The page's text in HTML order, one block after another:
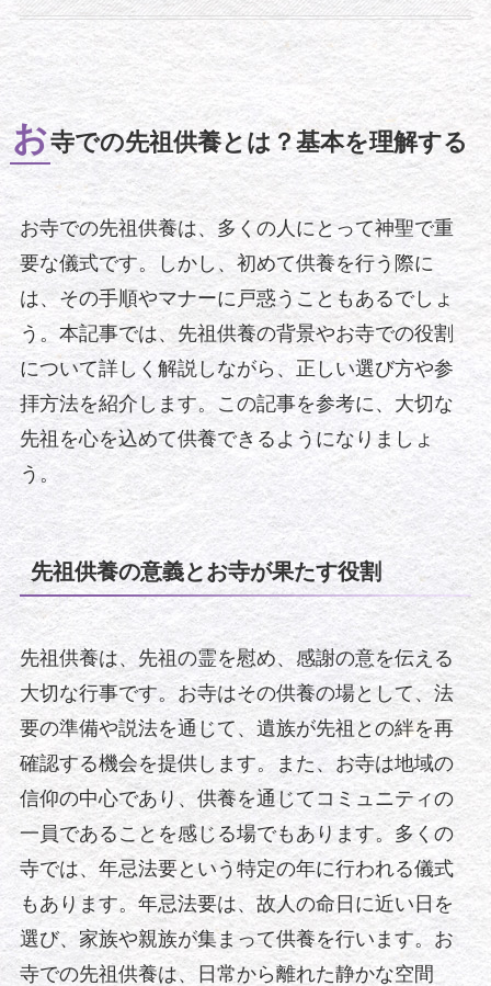
お寺での先祖供養とは？基本を理解する
お寺での先祖供養は、多くの人にとって神聖で重
要な儀式です。しかし、初めて供養を行う際に
は、その手順やマナーに戸惑うこともあるでしょ
う。本記事では、先祖供養の背景やお寺での役割
について詳しく解説しながら、正しい選び方や参
拝方法を紹介します。この記事を参考に、大切な
先祖を心を込めて供養できるようになりましょ
う。
先祖供養の意義とお寺が果たす役割
先祖供養は、先祖の霊を慰め、感謝の意を伝える
大切な行事です。お寺はその供養の場として、法
要の準備や説法を通じて、遺族が先祖との絆を再
確認する機会を提供します。また、お寺は地域の
信仰の中心であり、供養を通じてコミュニティの
一員であることを感じる場でもあります。多くの
寺では、年忌法要という特定の年に行われる儀式
もあります。年忌法要は、故人の命日に近い日を
選び、家族や親族が集まって供養を行います。お
寺での先祖供養は、日常から離れた静かな空間